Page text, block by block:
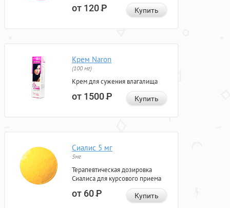
от 120Р Купить
Крем Naron
(100 мг)
Крем для сужения влагалища
от 1500Р Купить
Сиалис 5 мг
5мг
Терапевтическая дозировка
Сиалиса для курсового приема
от 60Р Купить